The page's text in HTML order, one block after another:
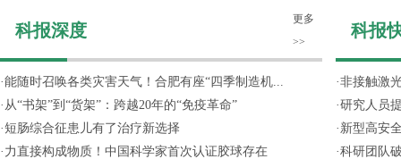
科报深度
更多
>>
·能随时召唤各类灾害天气！合肥有座“四季制造机...
· 从“书架”到“货架”：跨越20年的“免疫革命”
· 短肠综合征患儿有了治疗新选择
· 力直接构成物质！中国科学家首次认证胶球存在
科报
·非接触激
·研究人员
· 新型高安
·科研团队